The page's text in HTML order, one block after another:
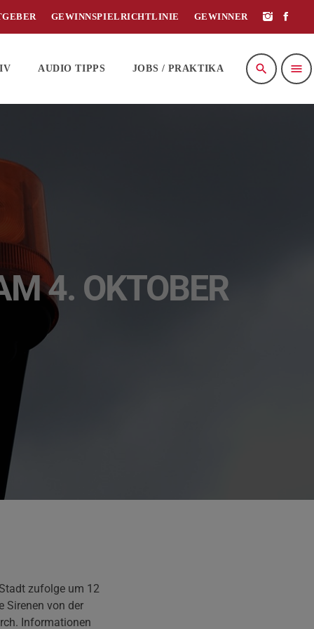
GEWINNSPIELRICHTLINIE GEWINNER
AUDIO TIPPS JOBS / PRAKTIKA search menu
4. OKTOBER
zufolge um 12
Sirenen von der
Informationen